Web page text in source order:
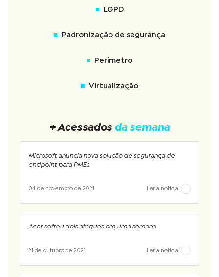
LGPD
Padronização de segurança
Perímetro
Virtualização
+ Acessados da semana
Microsoft anuncia nova solução de segurança de
endpoint para PMEs
04 de novembro de 2021 Ler a notícia
Acer sofreu dois ataques em uma semana
21 de outubro de 2021 Ler a notícia